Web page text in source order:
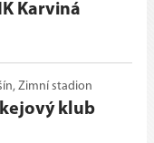
Karviná
Zimní stadion
klub